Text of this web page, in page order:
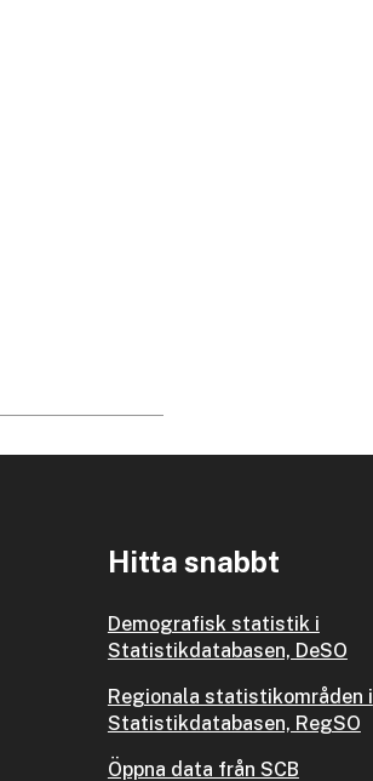
Hitta snabbt
Demografisk statistik i
Statistikdatabasen, DeSO
Regionala statistikområden i
Statistikdatabasen, RegSO
Öppna data från SCB